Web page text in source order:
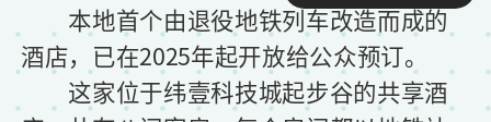
本地首个由退役地铁列车改造而成的
酒店，已在2025年起开放给公众预订。
这家位于纬壹科技城起步谷的共享酒